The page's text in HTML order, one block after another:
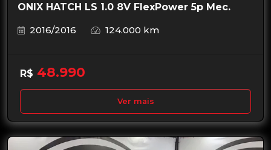
ONIX HATCH LS 1.0 8V FlexPower 5p Mec.
2016/2016
124.000 km
R$ 48.990
Ver mais